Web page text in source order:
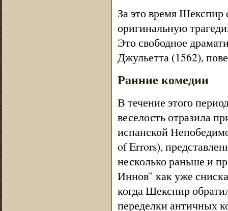
За это время Шекспир
оригинальную
Это свободное
Джульетта (1562),
Ранние комедии
В течение этого
веселость отразила
испанской
of Errors),
несколько раньше и
Иннов" как уже
когда Шекспир
переделки античных